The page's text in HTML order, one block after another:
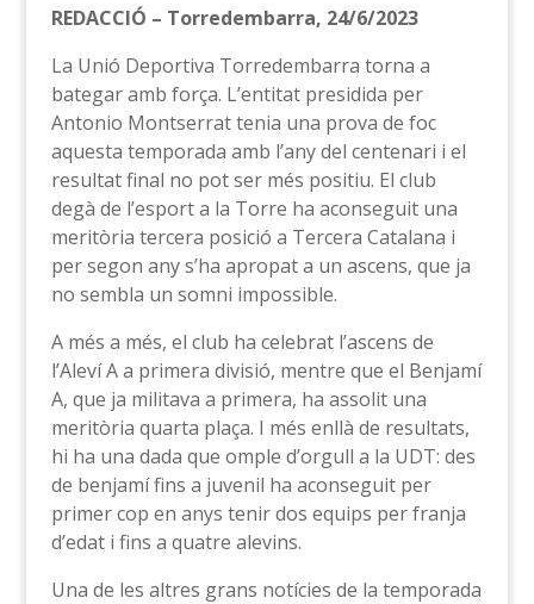
REDACCIÓ – Torredembarra, 24/6/2023
La Unió Deportiva Torredembarra torna a
bategar amb força. L’entitat presidida per
Antonio Montserrat tenia una prova de foc
aquesta temporada amb l’any del centenari i el
resultat final no pot ser més positiu. El club
degà de l’esport a la Torre ha aconseguit una
meritòria tercera posició a Tercera Catalana i
per segon any s’ha apropat a un ascens, que ja
no sembla un somni impossible.
A més a més, el club ha celebrat l’ascens de
l’Aleví A a primera divisió, mentre que el Benjamí
A, que ja militava a primera, ha assolit una
meritòria quarta plaça. I més enllà de resultats,
hi ha una dada que omple d’orgull a la UDT: des
de benjamí fins a juvenil ha aconseguit per
primer cop en anys tenir dos equips per franja
d’edat i fins a quatre alevins.
Una de les altres grans notícies de la temporada